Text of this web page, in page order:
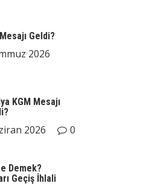
Geldi?
2026
KGM Mesajı
2026 0
Demek?
Geçiş İhlali